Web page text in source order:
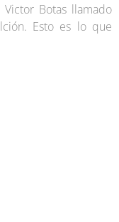
Botas llamado
Esto es lo que